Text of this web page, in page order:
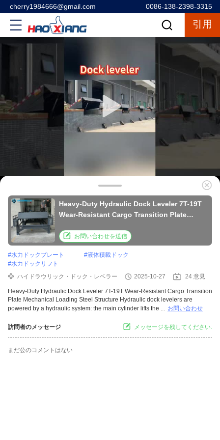
cherry1984666@gmail.com 0086-138-2398-3315
引用
Heavy-Duty Hydraulic Dock Leveler 7T-19T
Wear-Resistant Cargo Transition Plate
お問い合わせを送信
#水力ドックプレート #液体積載ドック
#水力ドックリフト
ハイドラウリック・ドック・レベラー
2025-10-27 24 意見
Heavy-Duty Hydraulic Dock Leveler 7T-19T Wear-Resistant Cargo Transition
Plate Mechanical Loading Steel Structure Hydraulic dock levelers are
powered by a hydraulic system: the main cylinder lifts the ... お問い合わせ
訪問者のメッセージ メッセージを残してください.
まだ公のコメントはない